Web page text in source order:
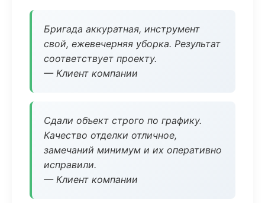
Бригада аккуратная, инструмент
свой, ежевечерняя уборка. Результат
соответствует проекту.
— Клиент компании
Сдали объект строго по графику.
Качество отделки отличное,
замечаний минимум и их оперативно
исправили.
— Клиент компании